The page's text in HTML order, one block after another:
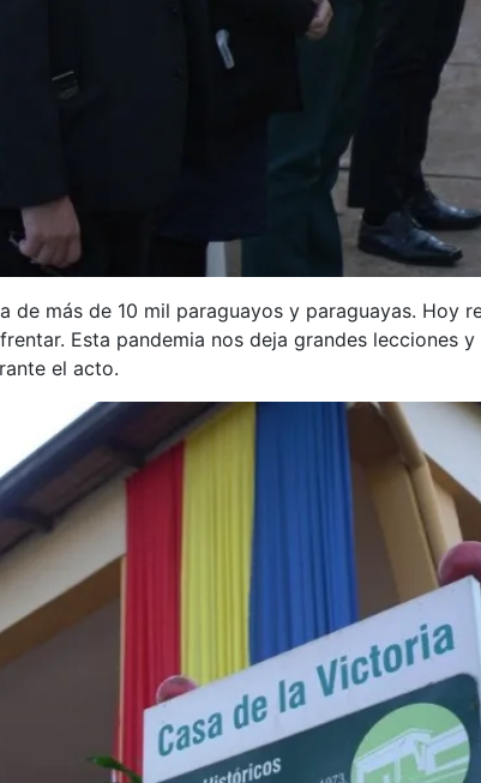
de más de 10 mil paraguayos y paraguayas. Hoy
Esta pandemia nos deja grandes lecciones
el acto.